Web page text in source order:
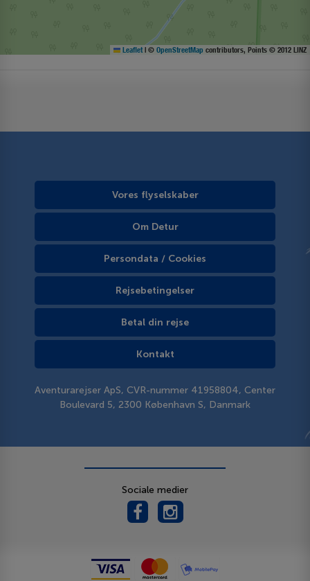
Leaflet | © OpenStreetMap contributors, Points © 2012 LINZ
Vores flyselskaber
Om Detur
Persondata / Cookies
Rejsebetingelser
Betal din rejse
Kontakt
Aventurarejser ApS, CVR-nummer 41958804, Center
Boulevard 5, 2300 København S, Danmark
Sociale medier